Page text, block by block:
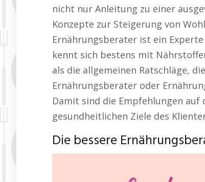
nicht nur Anleitung zu einer
Konzepte zur Steigerung von
Ernährungsberater ist ein
kennt sich bestens mit
als die allgemeinen Ratschläge,
Ernährungsberater oder
Damit sind die Empfehlungen auf
gesundheitlichen Ziele des
Die bessere